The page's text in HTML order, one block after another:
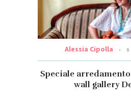
Alessia Cipolla
Speciale
wall gallery